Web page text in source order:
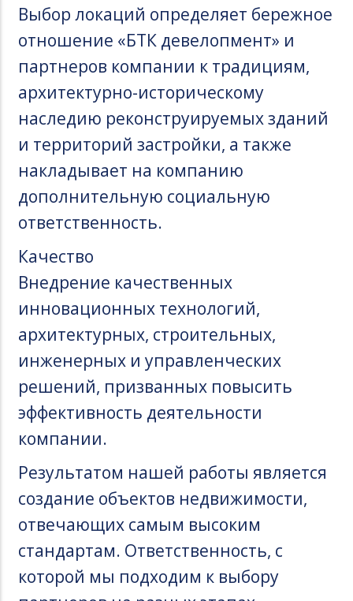
Выбор локаций определяет бережное
отношение «БТК девелопмент» и
партнеров компании к традициям,
архитектурно-историческому
наследию реконструируемых зданий
и территорий застройки, а также
накладывает на компанию
дополнительную социальную
ответственность.
Качество
Внедрение качественных
инновационных технологий,
архитектурных, строительных,
инженерных и управленческих
решений, призванных повысить
эффективность деятельности
компании.
Результатом нашей работы является
создание объектов недвижимости,
отвечающих самым высоким
стандартам. Ответственность, с
которой мы подходим к выбору